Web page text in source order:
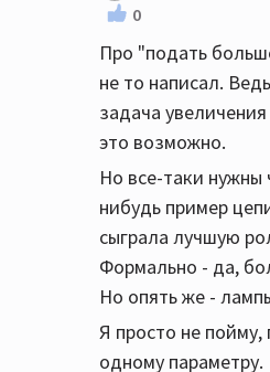
0
Про "подать
не то написал.
задача
это возможно.
Но все-таки нужны
нибудь пример
сыграла лучшую
Формально - да,
Но опять же -
Я просто не пойму,
одному параметру.